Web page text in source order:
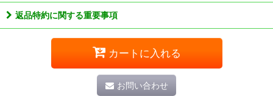
返品特約に関する重要事項
カートに入れる
お問い合わせ